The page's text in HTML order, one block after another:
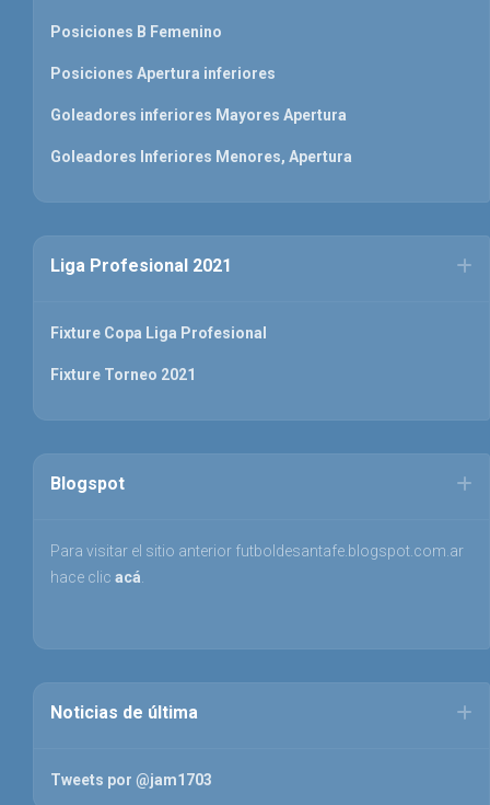
Posiciones B Femenino
Posiciones Apertura inferiores
Goleadores inferiores Mayores Apertura
Goleadores Inferiores Menores, Apertura
Liga Profesional 2021
Fixture Copa Liga Profesional
Fixture Torneo 2021
Blogspot
Para visitar el sitio anterior futboldesantafe.blogspot.com.ar
hace clic acá
Noticias de última
Tweets por @jam1703